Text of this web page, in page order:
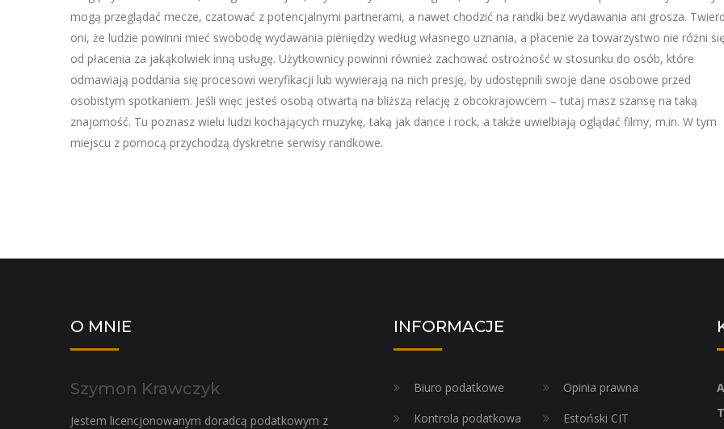
mogą przeglądać mecze, czatować z potencjalnymi partnerami, a nawet chodzić na randki bez wydawania ani grosza.
oni, że ludzie powinni mieć swobodę wydawania pieniędzy według własnego uznania, a płacenie za towarzystwo nie różni się
od płacenia za jakąkolwiek inną usługę. Użytkownicy powinni również zachować ostrożność w stosunku do osób, które
odmawiają poddania się procesowi weryfikacji lub wywierają na nich presję, by udostępnili swoje dane osobowe przed
osobistym spotkaniem. Jeśli więc jesteś osobą otwartą na bliższą relację z obcokrajowcem – tutaj masz szansę na taką
znajomość. Tu poznasz wielu ludzi kochających muzykę, taką jak dance i rock, a także uwielbiają oglądać filmy, m.in. W tym
miejscu z pomocą przychodzą dyskretne serwisy randkowe.
O MNIE
Szymon Krawczyk
Jestem licencjonowanym doradcą podatkowym z
INFORMACJE
Biuro podatkowe
Opinia prawna
Kontrola podatkowa
Estoński CIT